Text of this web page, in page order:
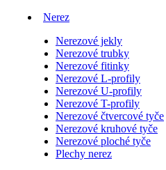
Nerez
Nerezové jekly
Nerezové trubky
Nerezové fitinky
Nerezové L-profily
Nerezové U-profily
Nerezové T-profily
Nerezové čtvercové tyče
Nerezové kruhové tyče
Nerezové ploché tyče
Plechy nerez